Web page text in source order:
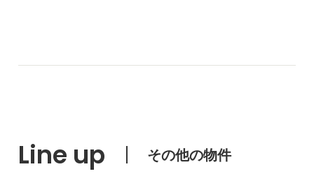
Line up その他の物件